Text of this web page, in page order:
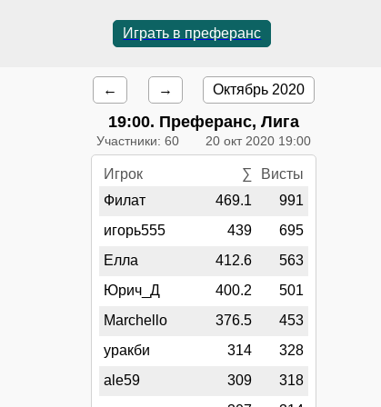
Играть в преферанс
← → Октябрь 2020
19:00. Преферанс, Лига
Участники: 60 20 окт 2020 19:00
Игрок ∑
Висты
Филат
469.1
991
игорь555
439
695
Елла
412.6
563
Юрич_Д
400.2
501
Marchello
376.5
453
уракби
314
328
ale59
309
318